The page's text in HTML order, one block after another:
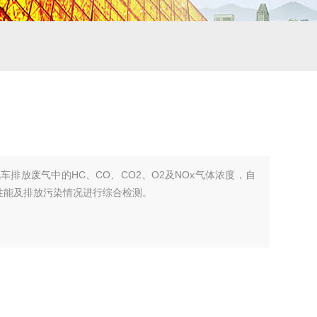
排放废气中的HC、CO、CO2、O2及NOx气体浓度，自
及排放污染情况进行综合检测。